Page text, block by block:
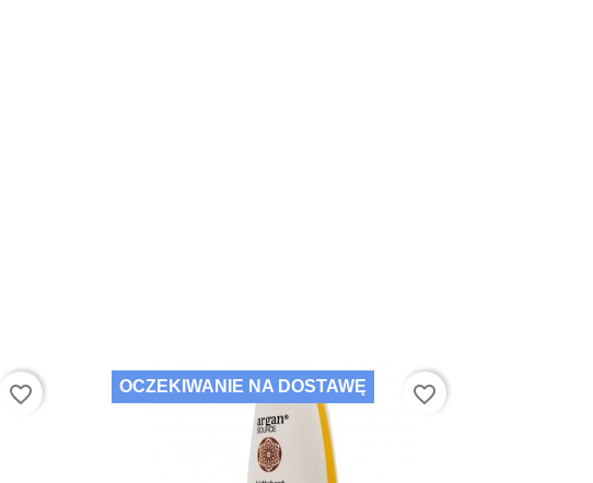
favorite_border OCZEKIWANIE NA DOSTAWĘ favorite_border